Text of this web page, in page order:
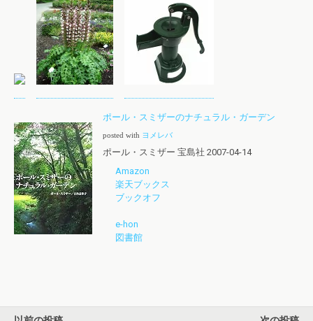
ポール・スミザーのナチュラル・ガーデン
posted with ヨメレバ
ポール・スミザー 宝島社 2007-04-14
Amazon
楽天ブックス
ブックオフ
e-hon
図書館